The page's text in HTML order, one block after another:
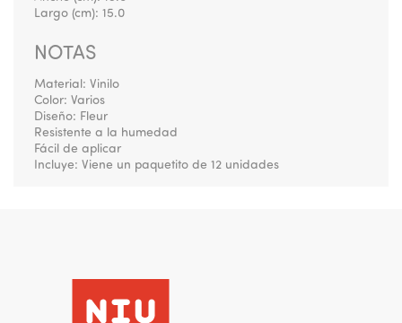
Largo (cm): 15.0
NOTAS
Material: Vinilo
Color: Varios
Diseño: Fleur
Resistente a la humedad
Fácil de aplicar
Incluye: Viene un paquetito de 12 unidades